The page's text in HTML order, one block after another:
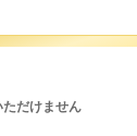
だけません